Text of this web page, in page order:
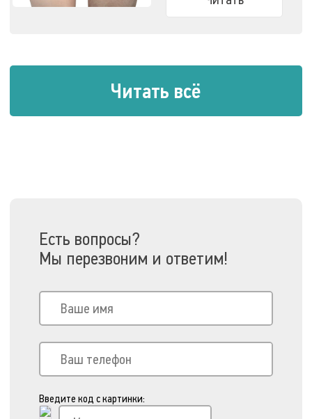
Читать всё
Есть вопросы?
Мы перезвоним и ответим!
Введите код с картинки: